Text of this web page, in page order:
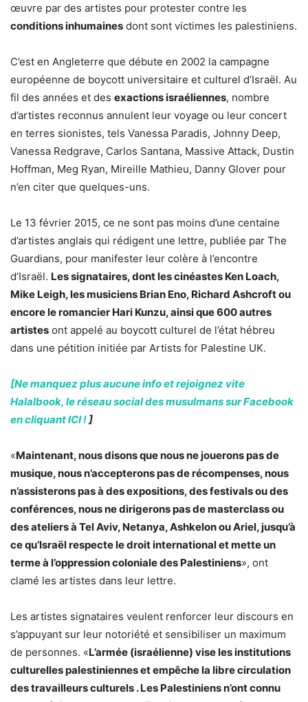
œuvre par des artistes pour protester contre les
conditions inhumaines dont sont victimes les palestiniens.
C’est en Angleterre que débute en 2002 la campagne
européenne de boycott universitaire et culturel d’Israël. Au
fil des années et des exactions israéliennes, nombre
d’artistes reconnus annulent leur voyage ou leur concert
en terres sionistes, tels Vanessa Paradis, Johnny Deep,
Vanessa Redgrave, Carlos Santana, Massive Attack, Dustin
Hoffman, Meg Ryan, Mireille Mathieu, Danny Glover pour
n’en citer que quelques-uns.
Le 13 février 2015, ce ne sont pas moins d’une centaine
d’artistes anglais qui rédigent une lettre, publiée par The
Guardians, pour manifester leur colère à l’encontre
d’Israël. Les signataires, dont les cinéastes Ken Loach,
Mike Leigh, les musiciens Brian Eno, Richard Ashcroft ou
encore le romancier Hari Kunzu, ainsi que 600 autres
artistes ont appelé au boycott culturel de l’état hébreu
dans une pétition initiée par Artists for Palestine UK.
[Ne manquez plus aucune info et rejoignez vite
Halalbook, le réseau social des musulmans sur Facebook
en cliquant ICI ! ]
«Maintenant, nous disons que nous ne jouerons pas de
musique, nous n’accepterons pas de récompenses, nous
n’assisterons pas à des expositions, des festivals ou des
conférences, nous ne dirigerons pas de masterclass ou
des ateliers à Tel Aviv, Netanya, Ashkelon ou Ariel, jusqu’à
ce qu’Israël respecte le droit international et mette un
terme à l’oppression coloniale des Palestiniens», ont
clamé les artistes dans leur lettre.
Les artistes signataires veulent renforcer leur discours en
s’appuyant sur leur notoriété et sensibiliser un maximum
de personnes. «L’armée (israélienne) vise les institutions
culturelles palestiniennes et empêche la libre circulation
des travailleurs culturels . Les Palestiniens n’ont connu